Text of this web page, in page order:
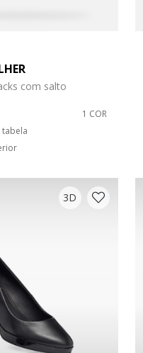
com salto
1 COR
tabela
3D